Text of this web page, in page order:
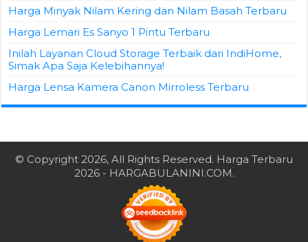
Harga Minyak Nilam Kering dan Nilam Basah Terbaru
Harga Lemari Es Sanyo 1 Pintu Terbaru
Inilah Layanan Cloud Storage Terbaik dari IndiHome,
Simak Apa Saja Kelebihannya!
Harga Lensa Kamera Canon Mirroless Terbaru
© Copyright 2026, All Rights Reserved. Harga Terbaru
2026- HARGABULANINI.COM.